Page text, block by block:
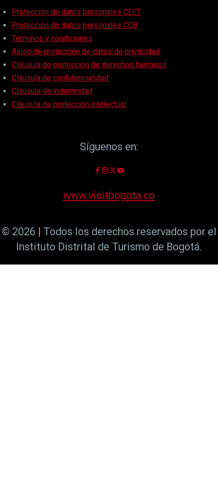
Protección de datos personales CEET
Protección de datos personales CCB
Términos y condiciones
Aviso de protección de datos de privacidad
Cláusula de protección de derechos humanos
Cláusula de confidencialidad
Cláusula de indemnidad
Cláusula de protección intelectual
Síguenos en:
www.visitbogota.co
© 2026 | Todos los derechos reservados por el
Instituto Distrital de Turismo de Bogotá.